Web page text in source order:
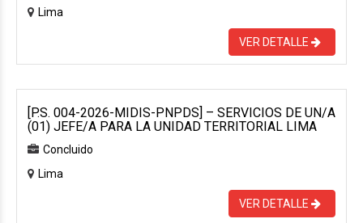
Lima
VER DETALLE
[P.S. 004-2026-MIDIS-PNPDS] – SERVICIOS DE UN/A
(01) JEFE/A PARA LA UNIDAD TERRITORIAL LIMA
Concluido
Lima
VER DETALLE